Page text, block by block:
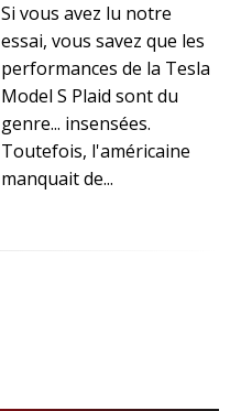
Si vous avez lu notre
essai, vous savez que les
performances de la Tesla
Model S Plaid sont du
genre... insensées.
Toutefois, l'américaine
manquait de...